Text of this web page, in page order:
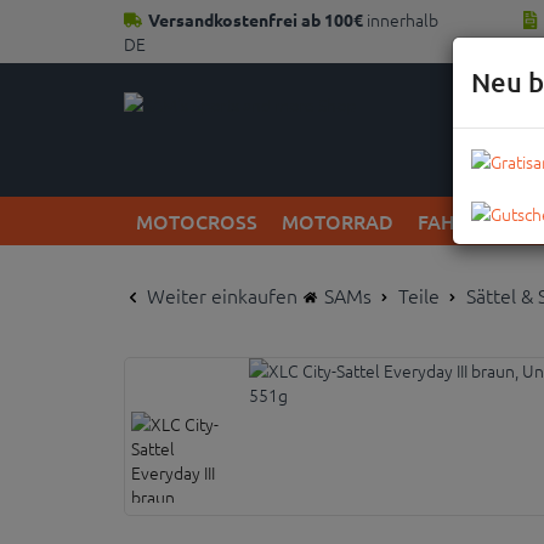
Versandkostenfrei ab 100€ innerhalb
DE
MOTOCROSS MOTORRAD FAHRRAD
Weiter einkaufen SAMs Teile Sättel &
Neu